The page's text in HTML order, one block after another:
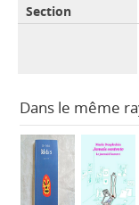
Dans le même